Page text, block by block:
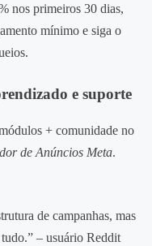
nos primeiros 30 dias,
mínimo e siga o
e suporte
+ comunidade no
de Anúncios Meta.
de campanhas, mas
– usuário Reddit